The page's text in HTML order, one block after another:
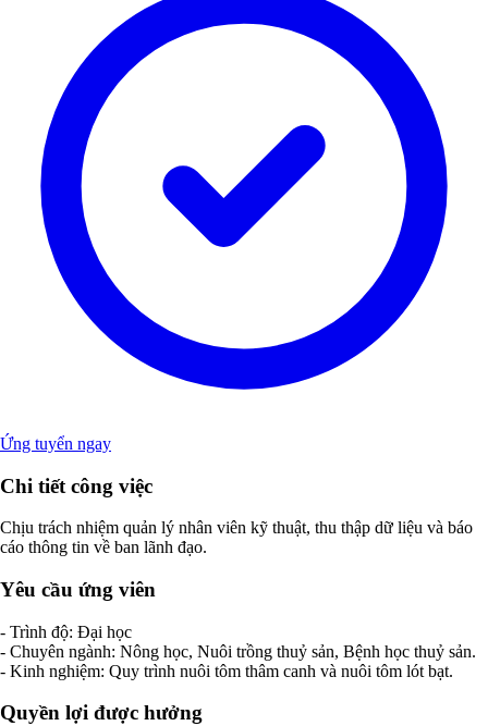
Ứng tuyển ngay
Chi tiết công việc
Chịu trách nhiệm quản lý nhân viên kỹ thuật, thu thập dữ liệu và báo
cáo thông tin về ban lãnh đạo.
Yêu cầu ứng viên
- Trình độ: Đại học
- Chuyên ngành: Nông học, Nuôi trồng thuỷ sản, Bệnh học thuỷ sản.
- Kinh nghiệm: Quy trình nuôi tôm thâm canh và nuôi tôm lót bạt.
Quyền lợi được hưởng